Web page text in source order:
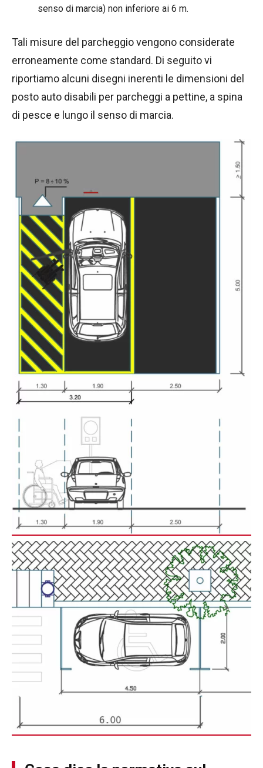
senso di marcia) non inferiore ai 6 m.
Tali misure del parcheggio vengono considerate
erroneamente come standard. Di seguito vi
riportiamo alcuni disegni inerenti le dimensioni del
posto auto disabili per parcheggi a pettine, a spina
di pesce e lungo il senso di marcia.